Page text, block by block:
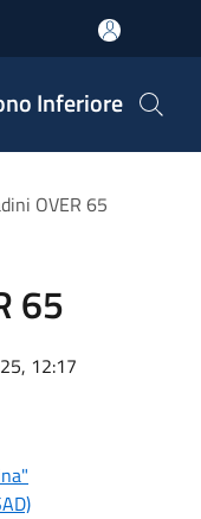
Inferiore
OVER 65
65
12:17